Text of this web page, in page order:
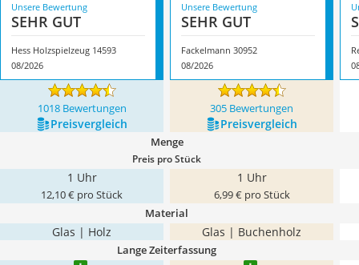
Unsere Bewertung
SEHR GUT
Hess Holzspielzeug 14593
08/2026
Unsere Bewertung
SEHR GUT
Fackelmann 30952
08/2026
1018 Bewertungen 305 Bewertungen
Preis­vergleich Preis­vergleich
Menge
Preis pro Stück
1 Uhr
12,10 € pro Stück
1 Uhr
6,99 € pro Stück
Material
Glas | Holz Glas | Buchenholz
Lange Zeiterfassung